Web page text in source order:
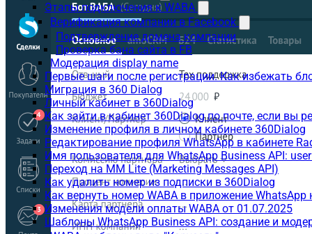
Этапы подключения к WABA
Верификация компании в Facebook
Подтверждение домена компании
Проверка бана сайта в FB
Модерация display name
Первые шаги после регистрации. Как избежать
Миграция в 360 Dialog
Личный кабинет в 360Dialog
Как зайти в кабинет 360Dialog по почте, если вы
Изменение профиля в личном кабинете 360Dialog
Редактирование профиля WhatsApp в кабинете
Имя пользователя для WhatsApp Business API:
Переход на MM Lite (Marketing Messages API)
Как удалить номер из подписки в 360Dialog
Как вернуть номер WABA в приложение WhatsApp
Изменения модели оплаты WABA от 01.07.2025
Шаблоны WhatsApp Business API: создание и